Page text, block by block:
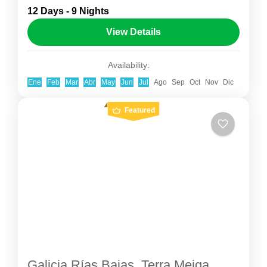
completo que combina cultura, historia, paisajes
y experiencias auténticas. Este viaje de 12 días
comienza en Bangkok, donde conocerás...
12 Days - 9 Nights
View Details
Availability:
Ene Feb Mar Abr May Jun Jul Ago Sep Oct Nov Dic
Featured